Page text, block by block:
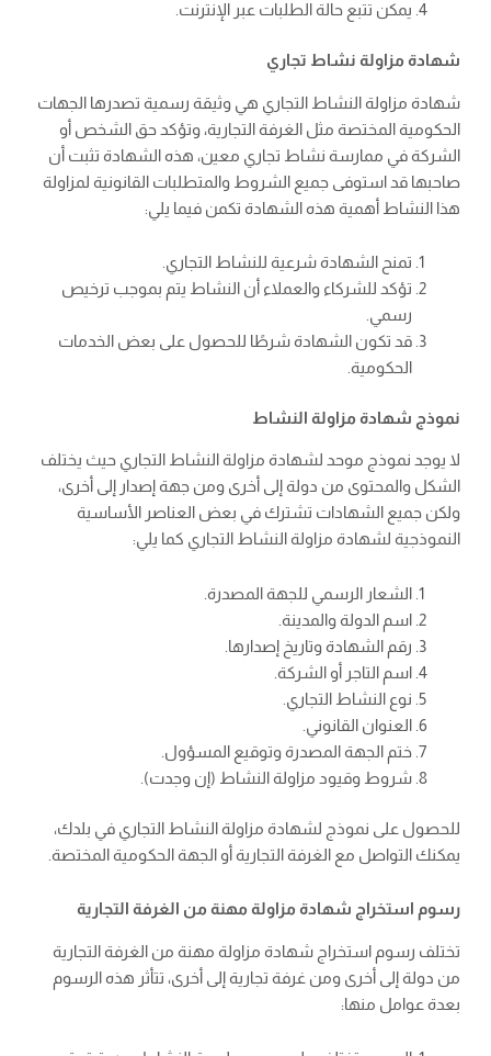
يمكن تتبع حالة الطلبات عبر الإنترنت.
شهادة مزاولة نشاط تجاري
شهادة مزاولة النشاط التجاري هي وثيقة رسمية تصدرها الجهات
الحكومية المختصة مثل الغرفة التجارية، وتؤكد حق الشخص أو
الشركة في ممارسة نشاط تجاري معين، هذه الشهادة تثبت أن
صاحبها قد استوفى جميع الشروط والمتطلبات القانونية لمزاولة
هذا النشاط أهمية هذه الشهادة تكمن فيما يلي:
تمنح الشهادة شرعية للنشاط التجاري.
تؤكد للشركاء والعملاء أن النشاط يتم بموجب ترخيص
رسمي.
قد تكون الشهادة شرطًا للحصول على بعض الخدمات
الحكومية.
نموذج شهادة مزاولة النشاط
لا يوجد نموذج موحد لشهادة مزاولة النشاط التجاري حيث يختلف
الشكل والمحتوى من دولة إلى أخرى ومن جهة إصدار إلى أخرى،
ولكن جميع الشهادات تشترك في بعض العناصر الأساسية
النموذجية لشهادة مزاولة النشاط التجاري كما يلي:
الشعار الرسمي للجهة المصدرة.
اسم الدولة والمدينة.
رقم الشهادة وتاريخ إصدارها.
اسم التاجر أو الشركة.
نوع النشاط التجاري.
العنوان القانوني.
ختم الجهة المصدرة وتوقيع المسؤول.
شروط وقيود مزاولة النشاط (إن وجدت).
للحصول على نموذج لشهادة مزاولة النشاط التجاري في بلدك،
يمكنك التواصل مع الغرفة التجارية أو الجهة الحكومية المختصة.
رسوم استخراج شهادة مزاولة مهنة من الغرفة التجارية
تختلف رسوم استخراج شهادة مزاولة مهنة من الغرفة التجارية
من دولة إلى أخرى ومن غرفة تجارية إلى أخرى، تتأثر هذه الرسوم
بعدة عوامل منها: